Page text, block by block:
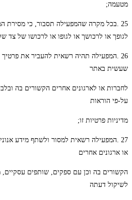
מטעמה;
25 .בכל מקרה שהמפעילה תסבור, כי מסירת
לגופך או לרכושך או לגופו או לרכושו של צד
26 .המפעילה תהיה רשאית להעביר את
שעשית באתר
לחברות או לארגונים אחרים הקשורים בה
על-פי הוראות
מדיניות פרטיות זו;
27 .המפעילה רשאית למסור ולשתף מידע
או ארגונים אחרים
הקשורים בה וכן עם ספקים, שותפים
לשיקול דעתה